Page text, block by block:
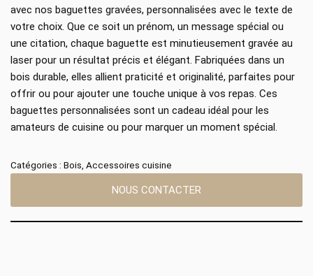
avec nos baguettes gravées, personnalisées avec le texte de
votre choix. Que ce soit un prénom, un message spécial ou
une citation, chaque baguette est minutieusement gravée au
laser pour un résultat précis et élégant. Fabriquées dans un
bois durable, elles allient praticité et originalité, parfaites pour
offrir ou pour ajouter une touche unique à vos repas. Ces
baguettes personnalisées sont un cadeau idéal pour les
amateurs de cuisine ou pour marquer un moment spécial.
Catégories : Bois Accessoires cuisine
NOUS CONTACTER